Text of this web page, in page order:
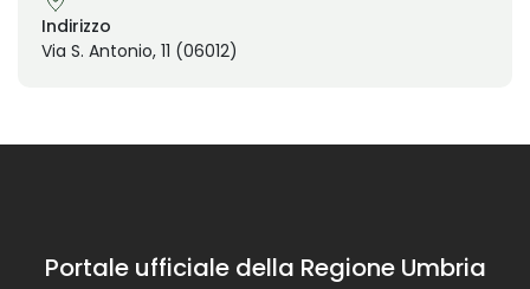
Indirizzo
Via S. Antonio, 11 (06012)
Portale ufficiale della Regione Umbria